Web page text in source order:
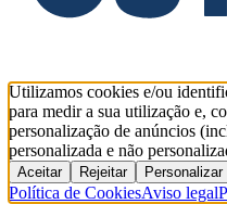
Utilizamos cookies e/ou
para medir a sua utilização e,
personalização de anúncios
personalizada e não
Aceitar Rejeitar Personalizar
Política de CookiesAviso legal